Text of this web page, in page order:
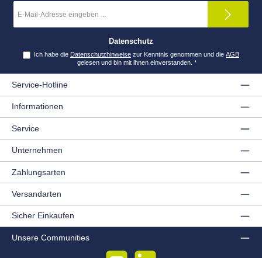
Mail-
*
Datenschutz
Ich habe die Datenschutzhinweisezur Kenntnis genommen und die AGB
gelesen und bin mit ihnen einverstanden. *
Service-Hotline
Informationen
Service
Unternehmen
Zahlungsarten
Versandarten
Sicher Einkaufen
Unsere Communities